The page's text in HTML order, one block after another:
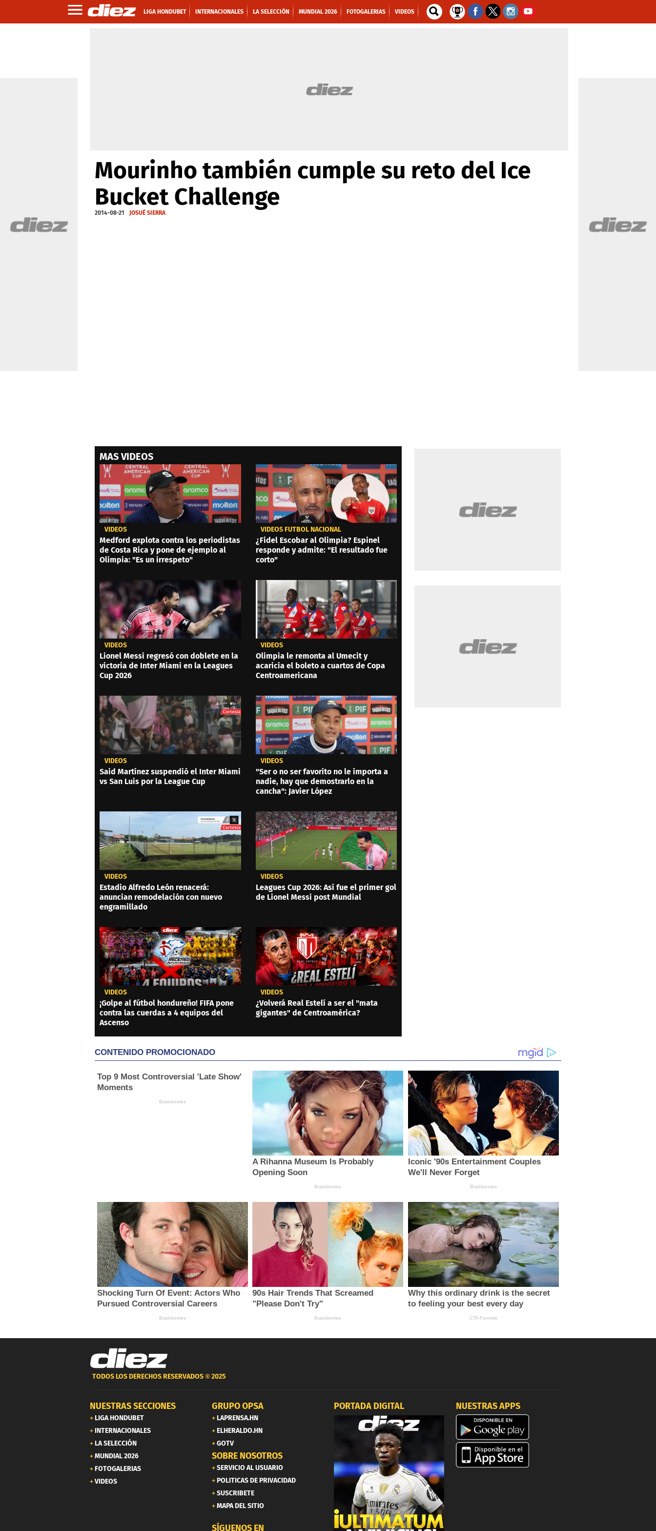
LIGA HONDUBET INTERNACIONALES LA SELECCIÓN MUNDIAL 2026 FOTOGALERIAS VIDEOS
Mourinho también cumple su reto del Ice
Bucket Challenge
2014-08-21 JOSUÉ SIERRA
MAS VIDEOS
VIDEOS
Medford explota contra los periodistas
de Costa Rica y pone de ejemplo al
Olimpia: "Es un irrespeto"
VIDEOS FÚTBOL NACIONAL
¿Fidel Escobar al Olimpia? Espinel
responde y admite: "El resultado fue
corto"
VIDEOS
Lionel Messi regresó con doblete en la
victoria de Inter Miami en la Leagues
Cup 2026
VIDEOS
Olimpia le remonta al Umecit y
acaricia el boleto a cuartos de Copa
Centroamericana
VIDEOS
Said Martínez suspendió el Inter Miami
vs San Luis por la League Cup
VIDEOS
"Ser o no ser favorito no le importa a
nadie, hay que demostrarlo en la
cancha": Javier López
VIDEOS
Estadio Alfredo León renacerá:
anuncian remodelación con nuevo
engramillado
VIDEOS
Leagues Cup 2026: Así fue el primer gol
de Lionel Messi post Mundial
VIDEOS
¡Golpe al fútbol hondureño! FIFA pone
contra las cuerdas a 4 equipos del
Ascenso
VIDEOS
¿Volverá Real Estelí a ser el "mata
gigantes" de Centroamérica?
TODOS LOS DERECHOS RESERVADOS ®2025
NUESTRAS SECCIONES
LIGA HONDUBET
INTERNACIONALES
LA SELECCIÓN
MUNDIAL 2026
FOTOGALERIAS
VIDEOS
GRUPO OPSA
LAPRENSA.HN
ELHERALDO.HN
GOTV
SOBRE NOSOTROS
SERVICIO AL USUARIO
POLITICAS DE PRIVACIDAD
SUSCRIBETE
MAPA DEL SITIO
SÍGUENOS EN
PORTADA DIGITAL NUESTRAS APPS